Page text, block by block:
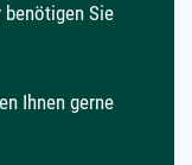
benötigen Sie
Ihnen gerne